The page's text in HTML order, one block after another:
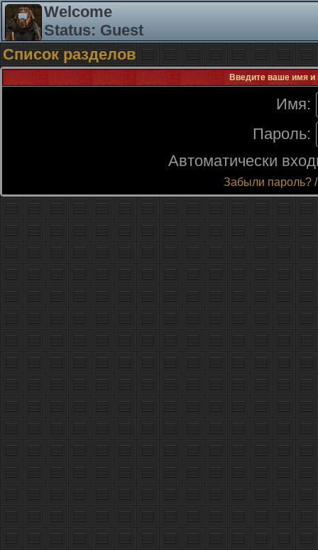
Welcome
Status: Guest
Список разделов
Введите ваше имя и
Имя:
Пароль:
Автоматически
Забыли пароль?